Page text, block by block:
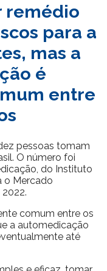
remédio
para a
mas a
é
entre
pessoas tomam
O número foi
do Instituto
o Mercado
comum entre os
a automedicação
até